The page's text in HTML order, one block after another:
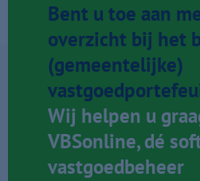
Bent u toe aan
overzicht bij het
(gemeentelijke)
Wij helpen u
VBSonline, dé
vastgoedbeheer